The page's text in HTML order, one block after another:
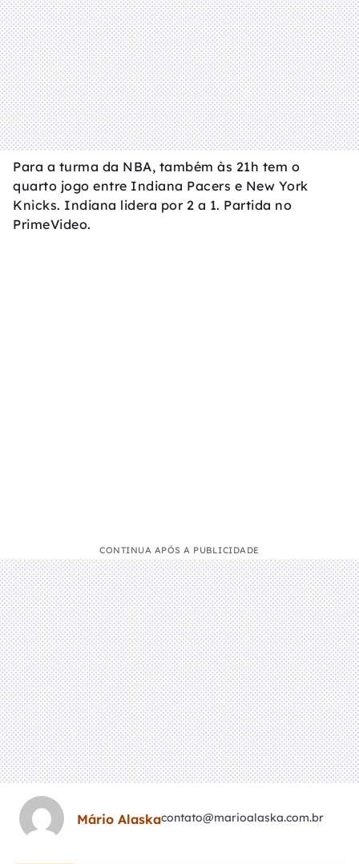
Para a turma da NBA, também às 21h tem o
quarto jogo entre Indiana Pacers e New York
Knicks. Indiana lidera por 2 a 1. Partida no
PrimeVideo.
CONTINUA APÓS A PUBLICIDADE
Mário Alaskacontato@marioalaska.com.br